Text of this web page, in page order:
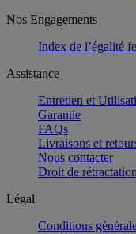
Nos Engagements
Index de l’égalité
Assistance
Entretien et
Garantie
FAQs
Livraisons et
Nous contacter
Droit de rétractation
Légal
Conditions